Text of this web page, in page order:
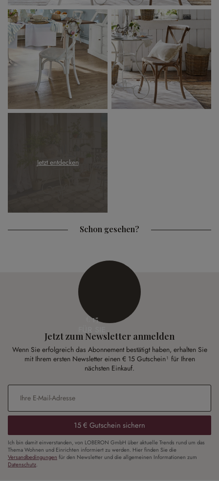
Jetzt entdecken
Schon gesehen?
€ 15
Jetzt zum Newsletter anmelden
Wenn Sie erfolgreich das Abonnement bestätigt haben, erhalten Sie
mit Ihrem ersten Newsletter einen € 15 Gutschein¹ für Ihren
nächsten Einkauf.
E-Mail-Adresse
15 € Gutschein sichern
Ich bin damit einverstanden, von LOBERON GmbH über aktuelle Trends rund um das
Thema Wohnen und Einrichten informiert zu werden. Hier finden Sie die
Versandbedingungen für den Newsletter und die allgemeinen Informationen zum
Datenschutz.